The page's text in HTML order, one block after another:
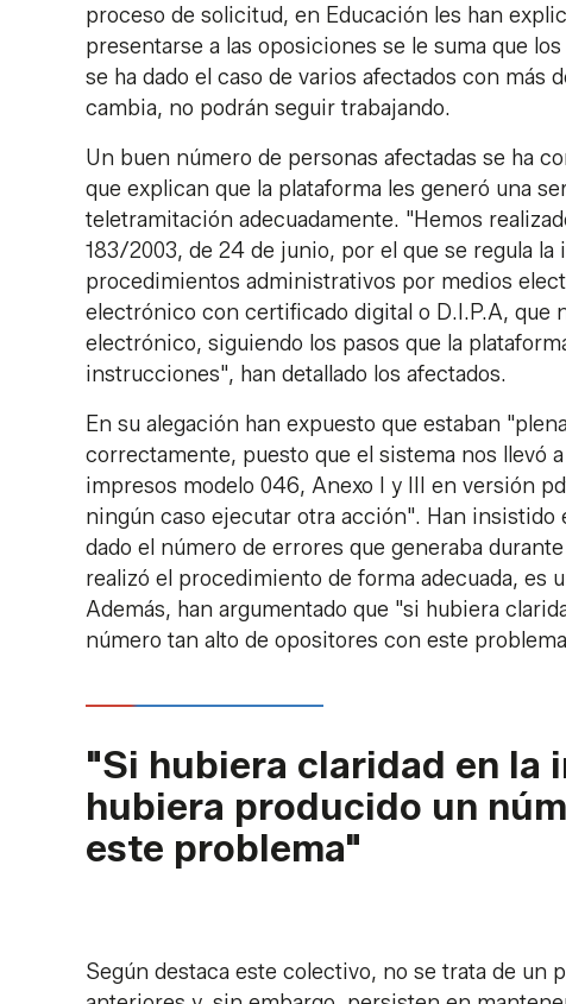
proceso de solicitud, en Educación les han
presentarse a las oposiciones se le suma que
se ha dado el caso de varios afectados con
cambia, no podrán seguir trabajando.
Un buen número de personas afectadas se ha
que explican que la plataforma les generó una
teletramitación adecuadamente. "Hemos
183/2003, de 24 de junio, por el que se regula
procedimientos administrativos por medios
electrónico con certificado digital o D.I.P.A,
electrónico, siguiendo los pasos que la
instrucciones", han detallado los afectados.
En su alegación han expuesto que estaban
correctamente, puesto que el sistema nos llevó
impresos modelo 046, Anexo I y III en versión
ningún caso ejecutar otra acción". Han
dado el número de errores que generaba
realizó el procedimiento de forma adecuada, es
Además, han argumentado que "si hubiera
número tan alto de opositores con este
"Si hubiera claridad en la
hubiera producido un
este problema"
Según destaca este colectivo, no se trata de un